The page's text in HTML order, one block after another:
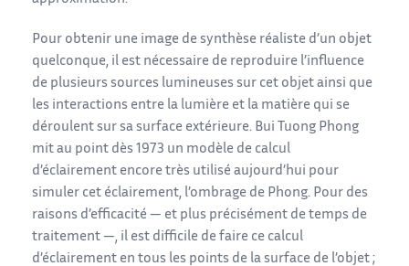
Pour obtenir une image de synthèse réaliste d’un objet
quelconque, il est nécessaire de reproduire l’influence
de plusieurs sources lumineuses sur cet objet ainsi que
les interactions entre la lumière et la matière qui se
déroulent sur sa surface extérieure. Bui Tuong Phong
mit au point dès 1973 un modèle de calcul
d’éclairement encore très utilisé aujourd’hui pour
simuler cet éclairement, l’ombrage de Phong. Pour des
raisons d’efficacité — et plus précisément de temps de
traitement —, il est difficile de faire ce calcul
d’éclairement en tous les points de la surface de l’objet ;